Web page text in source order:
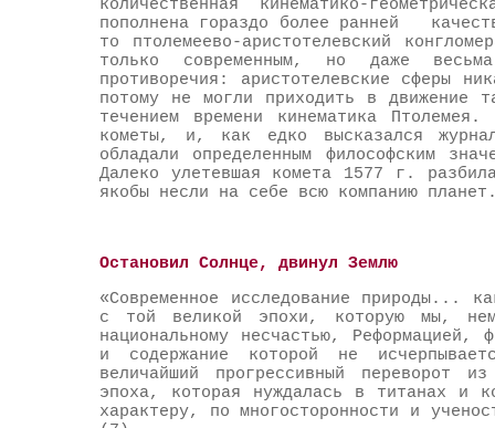
количественная кинематико-
пополнена гораздо более ранней
то птолемеево-аристотелевский
только современным, но даже
противоречия: аристотелевские сферы
потому не могли приходить в движение
течением времени кинематика
кометы, и, как едко высказался
обладали определенным философским
Далеко улетевшая комета 1577 г.
якобы несли на себе всю компанию
Остановил Солнце, двинул Землю
«Современное исследование природы...
с той великой эпохи, которую мы,
национальному несчастью, Реформацией,
и содержание которой не
величайший прогрессивный переворот
эпоха, которая нуждалась в титанах и
характеру, по многосторонности и